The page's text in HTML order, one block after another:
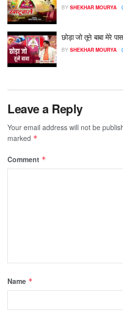
BY SHEKHAR MOURYA
छोड़ा जो तूने‌ बाबा मेरे
BY SHEKHAR MOURYA
Leave a Reply
Your email address will not be
marked *
Comment *
Name *